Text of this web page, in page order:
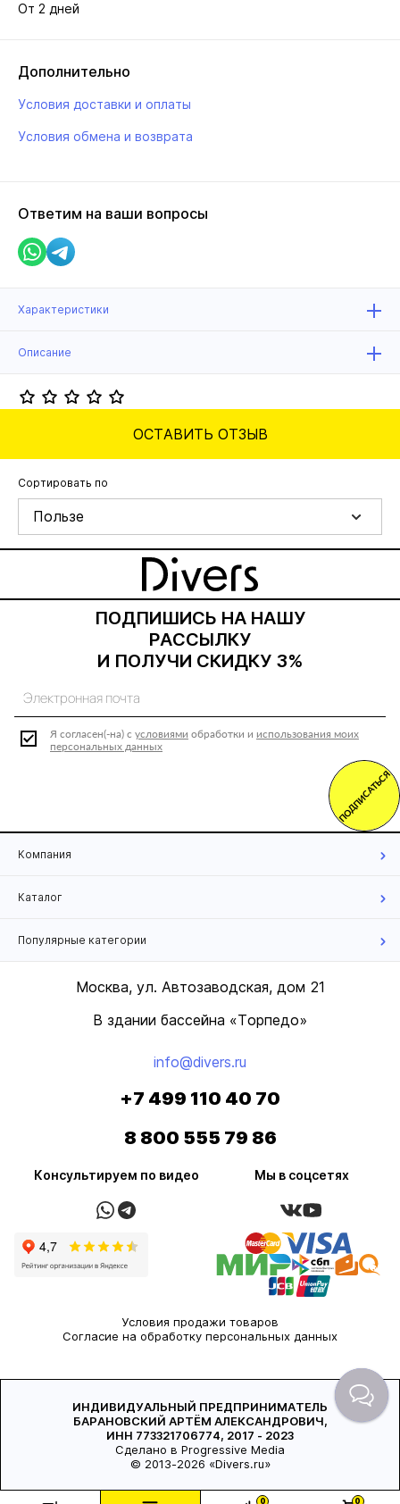
От 2 дней
Дополнительно
Условия доставки и оплаты
Условия обмена и возврата
Ответим на ваши вопросы
Характеристики
Описание
ОСТАВИТЬ ОТЗЫВ
Сортировать по
Пользе
0 0
ПОДПИШИСЬ НА НАШУ
РАССЫЛКУ
И ПОЛУЧИ СКИДКУ 3%
Я согласен(-на) с условиями обработки и использования моих
персональных данных
ПОДПИСАТЬСЯ
Компания
Каталог
Популярные категории
Москва, ул. Автозаводская, дом 21
В здании бассейна «Торпедо»
info@divers.ru
Консультируем по видео Мы в соцсетях
+7 499 110 40 70
8 800 555 79 86
Условия продажи товаров
Согласие на обработку персональных данных
© 2013-2026 «Divers.ru»
ИНДИВИДУАЛЬНЫЙ ПРЕДПРИНИМАТЕЛЬ
БАРАНОВСКИЙ АРТЁМ АЛЕКСАНДРОВИЧ,
ИНН 773321706774, 2017 - 2023
Сделано в Progressive Media